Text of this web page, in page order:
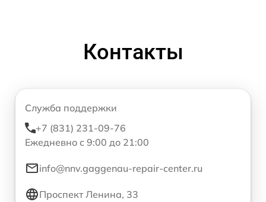
Контакты
Служба поддержки
+7 (831) 231-09-76
Ежедневно с 9:00 до 21:00
info@nnv.gaggenau-repair-center.ru
Проспект Ленина, 33